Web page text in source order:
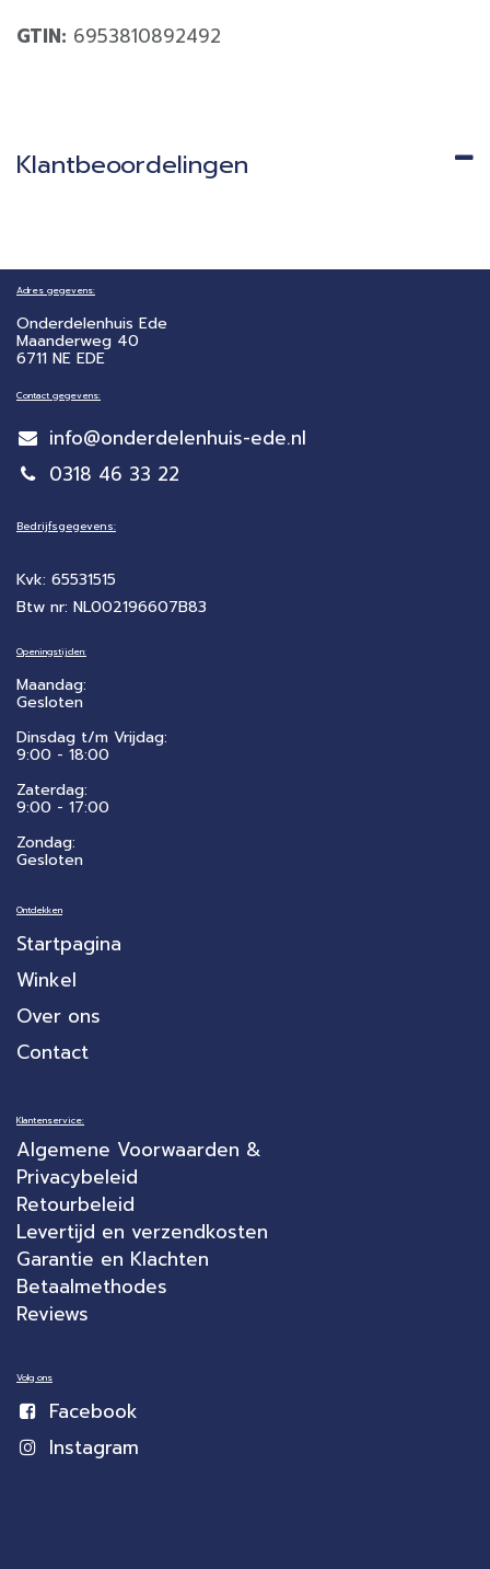
GTIN: 6953810892492
Klantbeoordelingen
Adres gegevens:
Onderdelenhuis Ede
Maanderweg 40
6711 NE EDE
Contact gegevens:
info@onderdelenhuis-ede.nl
0318 46 33 22
Bedrijfsgegevens:
Kvk: 65531515
Btw nr: NL002196607B83
Openingstijden:
Maandag:
Gesloten
Dinsdag t/m Vrijdag:
9:00 - 18:00
Zaterdag:
​9:00 - 17:00
Zondag:
Gesloten
Ontdekken
Startpagina
Winkel
Over ons
Contact
Klantenservice:
Algemene Voorwaarden &
Privacybeleid
Retourbeleid
Levertijd en verzendkosten
Garantie en Klachten
Betaalmethodes
Reviews
Volg ons
Facebook
Instagram